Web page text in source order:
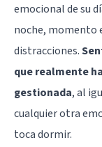
emocional de su
noche, momento
distracciones.
que realmente
gestionada, al
cualquier otra
toca dormir.